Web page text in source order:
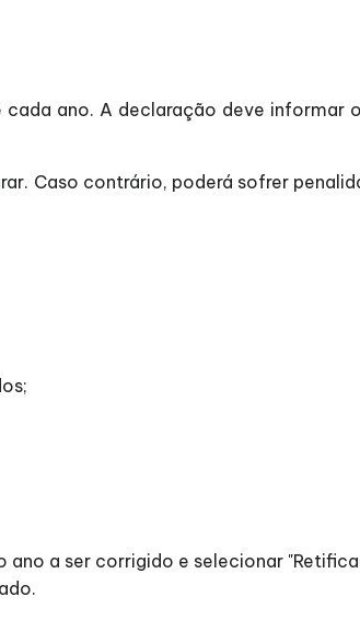
cada ano. A declaração deve
Caso contrário, poderá sofrer
ano a ser corrigido e selecionar